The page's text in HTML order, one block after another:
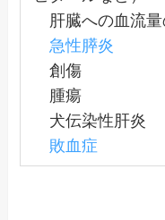
肝臓への血流量
急性膵炎
創傷
腫瘍
犬伝染性肝炎
敗血症